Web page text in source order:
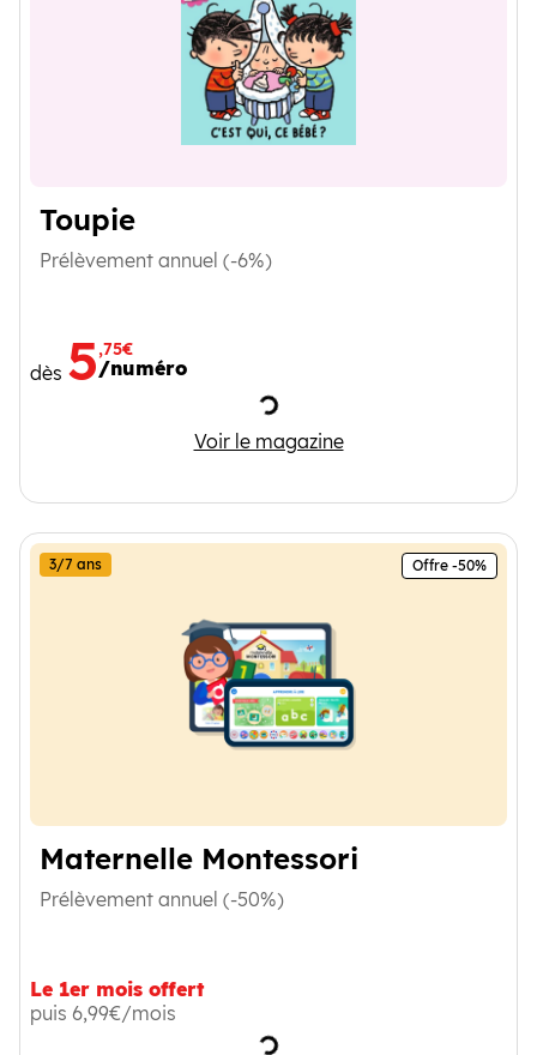
Toupie
Prélèvement annuel (-6%)
dès 5,75€
/numéro
Chargement
Voir le magazine
Toupie
Maternelle Montessori
3/7 ans Offre -50%
Prélèvement annuel (-50%)
Le 1er mois offert
puis 6,99€/mois
Chargement